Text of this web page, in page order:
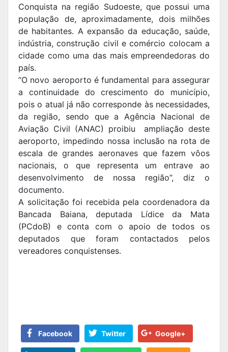
Conquista na região Sudoeste, que possui uma
população de, aproximadamente, dois milhões
de habitantes. A expansão da educação, saúde,
indústria, construção civil e comércio colocam a
cidade como uma das mais empreendedoras do
país.
“O novo aeroporto é fundamental para assegurar
a continuidade do crescimento do município,
pois o atual já não corresponde às necessidades,
da região, sendo que a Agência Nacional de
Aviação Civil (ANAC) proibiu ampliação deste
aeroporto, impedindo nossa inclusão na rota de
escala de grandes aeronaves que fazem vôos
nacionais, o que representa um entrave ao
desenvolvimento de nossa região”, diz o
documento.
A solicitação foi recebida pela coordenadora da
Bancada Baiana, deputada Lídice da Mata
(PCdoB) e conta com o apoio de todos os
deputados que foram contactados pelos
vereadores conquistenses.
Facebook Twitter Google+